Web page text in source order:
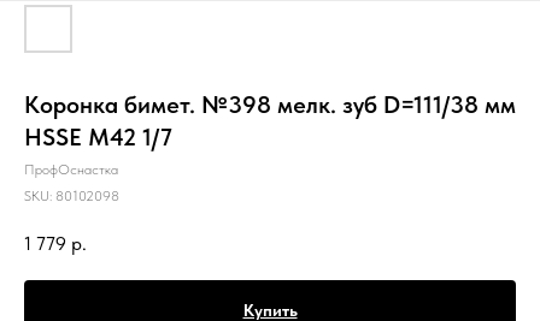
Коронка бимет. №398 мелк. зуб D=111/38 мм
HSSE M42 1/7
ПрофОснастка
SKU: 80102098
1 779 р.
Купить